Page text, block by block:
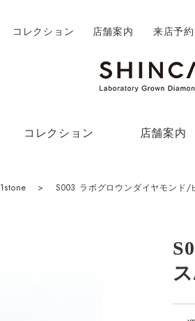
コレクション 店舗案内
コレクション 店舗案内 来店予約
1stone > S003 ラボグロウンダイヤモンド